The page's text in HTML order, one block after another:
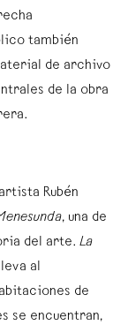
también
de archivo
de la obra
Rubén
, una de
del arte. La
al
de
se encuentran,